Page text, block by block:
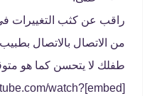
راقب عن كثب التغييرات
من الاتصال بالاتصال
طفلك لا يتحسن كما هو
watch?